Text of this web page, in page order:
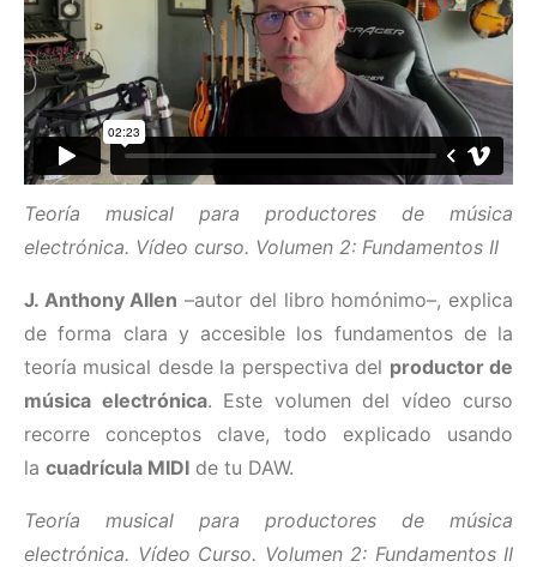
Teoría musical para productores de música
electrónica. Vídeo curso. Volumen 2: Fundamentos II
J. Anthony Allen –autor del libro homónimo–, explica
de forma clara y accesible los fundamentos de la
teoría musical desde la perspectiva del productor de
música electrónica. Este volumen del vídeo curso
recorre conceptos clave, todo explicado usando
la cuadrícula MIDI de tu DAW.
Teoría musical para productores de música
electrónica. Vídeo Curso. Volumen 2: Fundamentos II